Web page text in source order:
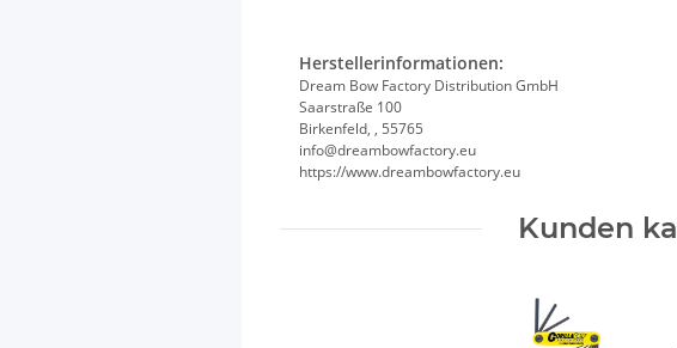
Herstellerinformationen:
Dream Bow Factory Distribution GmbH
Saarstraße 100
Birkenfeld, , 55765
info@dreambowfactory.eu
https://www.dreambowfactory.eu
Kunden